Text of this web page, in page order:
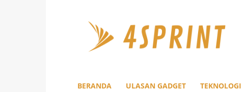
BERANDA ULASAN GADGET TEKNOLOGI